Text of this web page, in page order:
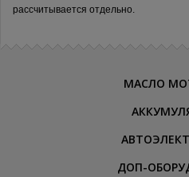
рассчитывается отдельно.
МАСЛО
ДОП-